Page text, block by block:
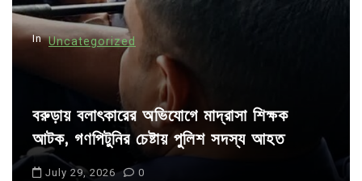
n
In Uncategorized
বরুড়ায় বলাৎকারের অভিযোগে মাদ্রাসা শিক্ষক
আটক, গণপিটুনির চেষ্টায় পুলিশ সদস্য আহত
July 29, 2026 0